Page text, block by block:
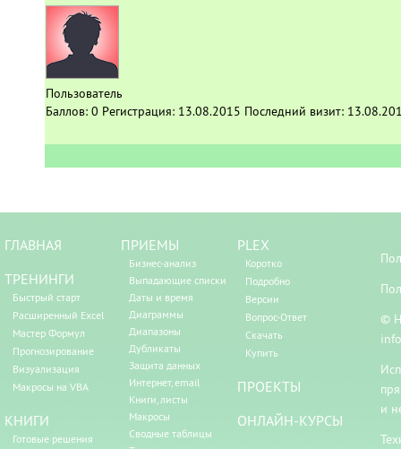
Пользователь
Баллов: 0 Регистрация: 13.08.2015 Последний визит:
ГЛАВНАЯ
ТРЕНИНГИ
Быстрый старт
Расширенный Excel
Мастер Формул
Прогнозирование
Визуализация
Макросы на VBA
КНИГИ
Готовые решения
ПРИЕМЫ
Бизнес-анализ
Выпадающие списки
Даты и время
Диаграммы
Диапазоны
Дубликаты
Защита данных
Интернет, email
Книги, листы
Макросы
Сводные таблицы
PLEX
Коротко
Подробно
Версии
Вопрос-Ответ
Скачать
Купить
ПРОЕКТЫ
ОНЛАЙН-КУРСЫ
©
и